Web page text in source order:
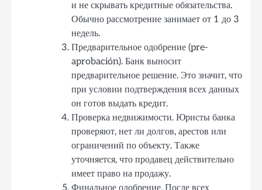
и не скрывать кредитные обязательства.
Обычно рассмотрение занимает от 1 до 3
недель.
Предварительное одобрение (pre-
aprobación). Банк выносит
предварительное решение. Это значит, что
при условии подтверждения всех данных
он готов выдать кредит.
Проверка недвижимости. Юристы банка
проверяют, нет ли долгов, арестов или
ограничений по объекту. Также
уточняется, что продавец действительно
имеет право на продажу.
Финальное одобрение. После всех